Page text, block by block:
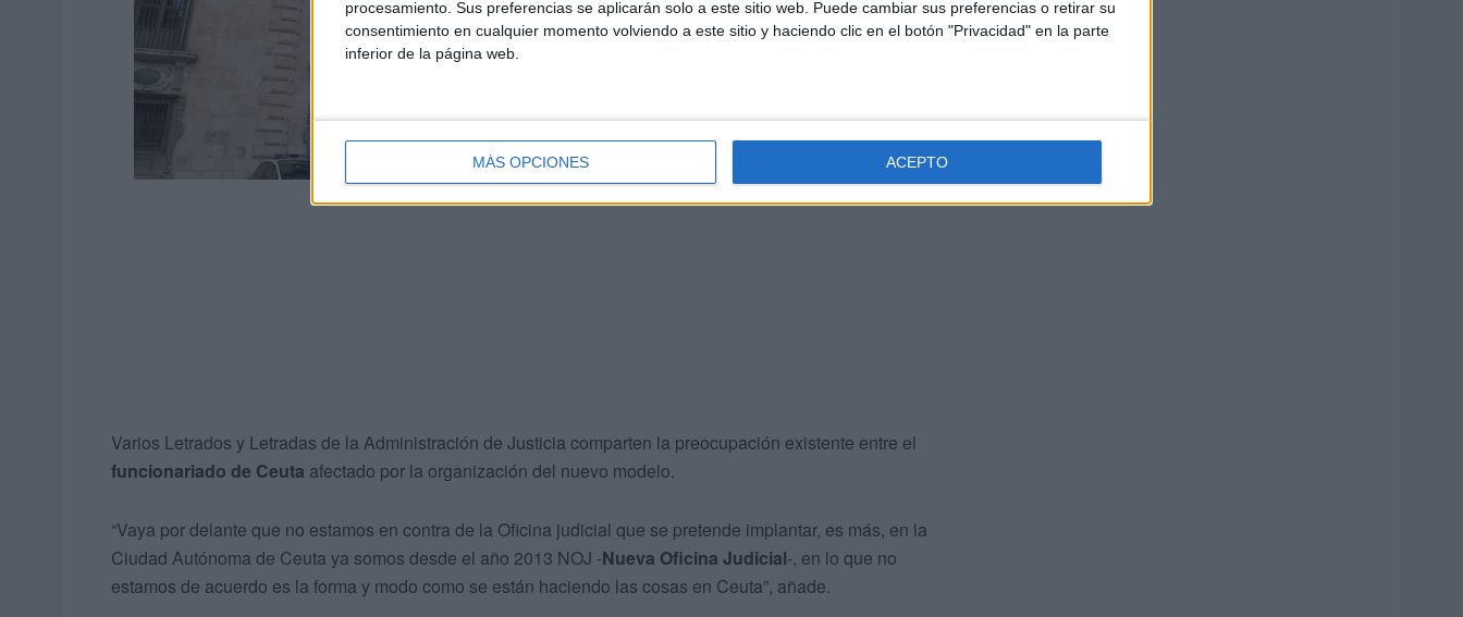
procesamiento. Sus preferencias se aplicarán solo a este sitio web. Puede cambiar sus preferencias o retirar su
consentimiento en cualquier momento volviendo a este sitio y haciendo clic en el botón "Privacidad" en la parte
inferior de la página web.
MÁS OPCIONES ACEPTO
Varios Letrados y Letradas de la Administración de Justicia comparten la preocupación existente entre el
funcionariado de Ceuta afectado por la organización del nuevo modelo.
“Vaya por delante que no estamos en contra de la Oficina judicial que se pretende implantar, es más, en la
Ciudad Autónoma de Ceuta ya somos desde el año 2013 NOJ -Nueva Oficina Judicial-, en lo que no
estamos de acuerdo es la forma y modo como se están haciendo las cosas en Ceuta”, añade.